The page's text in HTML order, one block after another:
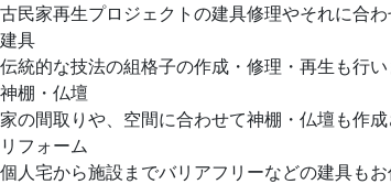
古民家再生プロジェクトの建具修理やそれに合わ
建具
伝統的な技法の組格子の作成・修理・再生も行い
神棚・仏壇
家の間取りや、空間に合わせて神棚・仏壇も作成
リフォーム
個人宅から施設までバリアフリーなどの建具もお